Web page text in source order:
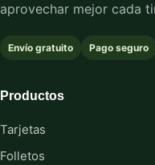
aprovechar mejor cada
Envío gratuito Pago seguro
Productos
Tarjetas
Folletos